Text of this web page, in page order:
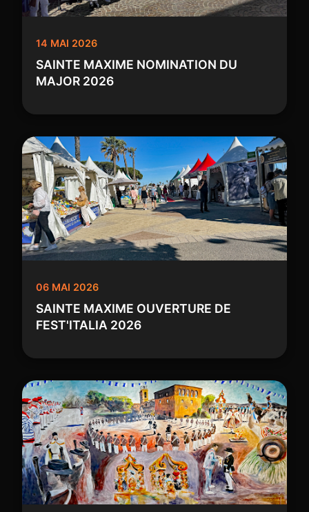
14 MAI 2026
SAINTE MAXIME NOMINATION DU
MAJOR 2026
06 MAI 2026
SAINTE MAXIME OUVERTURE DE
FEST'ITALIA 2026